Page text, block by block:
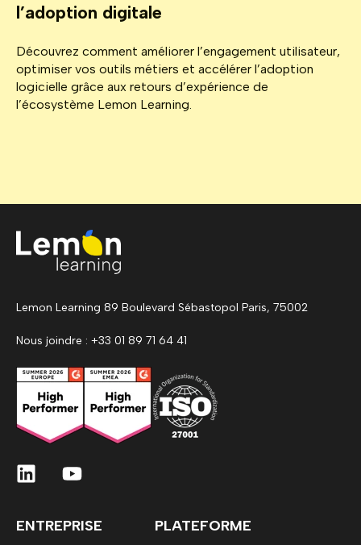
l’adoption digitale
Découvrez comment améliorer l’engagement utilisateur,
optimiser vos outils métiers et accélérer l’adoption
logicielle grâce aux retours d’expérience de
l’écosystème Lemon Learning.
Lemon Learning 89 Boulevard Sébastopol Paris, 75002
Nous joindre : +33 01 89 71 64 41
ENTREPRISE PLATEFORME